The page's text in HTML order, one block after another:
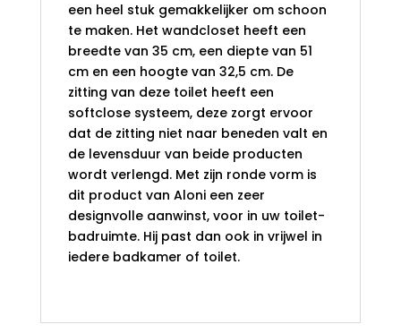
een heel stuk gemakkelijker om schoon
te maken. Het wandcloset heeft een
breedte van 35 cm, een diepte van 51
cm en een hoogte van 32,5 cm. De
zitting van deze toilet heeft een
softclose systeem, deze zorgt ervoor
dat de zitting niet naar beneden valt en
de levensduur van beide producten
wordt verlengd. Met zijn ronde vorm is
dit product van Aloni een zeer
designvolle aanwinst, voor in uw toilet-
badruimte. Hij past dan ook in vrijwel in
iedere badkamer of toilet.